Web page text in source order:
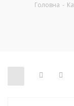
Головна -